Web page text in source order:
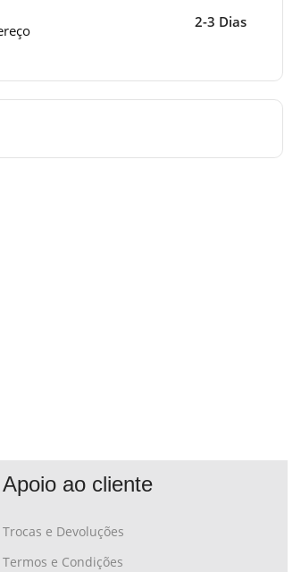
2-3 Dias
Apoio ao cliente
Trocas e Devoluções
Termos e Condições